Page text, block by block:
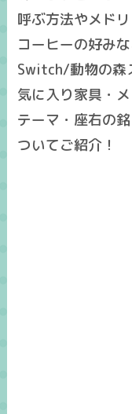
呼ぶ方法やメド
コーヒーの好み
Switch/動物の森
気に入り家具・
テーマ・座右の
ついてご紹介！